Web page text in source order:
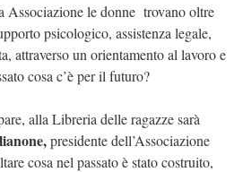
Associazione le donne trovano oltre
psicologico, assistenza legale,
attraverso un orientamento al lavoro e
cosa c’è per il futuro?
alla Libreria delle ragazze sarà
presidente dell’Associazione
cosa nel passato è stato costruito,